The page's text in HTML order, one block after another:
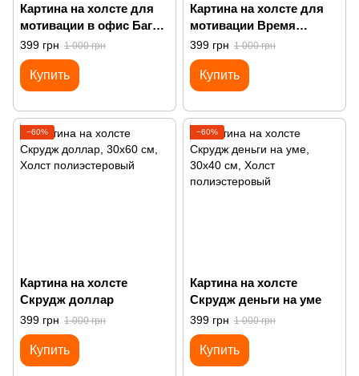
Картина на холсте для
мотивации в офис Багз
Банни нельзя терять
время
399 грн 1 000 грн
Купить
Картина на холсте для
мотивации Время
деньги Гарфилд
399 грн 1 000 грн
Купить
−60%
Картина на холсте
Скрудж доллар
399 грн 1 000 грн
Купить
−60%
Картина на холсте
Скрудж деньги на уме
399 грн 1 000 грн
Купить